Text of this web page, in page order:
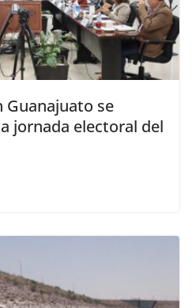
Guanajuato se
jornada electoral del